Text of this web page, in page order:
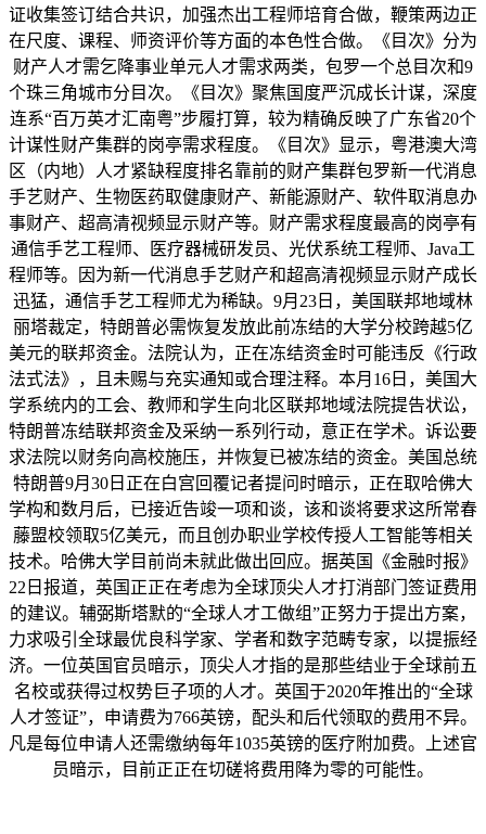
证收集签订结合共识，加强杰出工程师培育合做，鞭策两边正
在尺度、课程、师资评价等方面的本色性合做。《目次》分为
财产人才需乞降事业单元人才需求两类，包罗一个总目次和9
个珠三角城市分目次。《目次》聚焦国度严沉成长计谋，深度
连系“百万英才汇南粤”步履打算，较为精确反映了广东省20个
计谋性财产集群的岗亭需求程度。《目次》显示，粤港澳大湾
区（内地）人才紧缺程度排名靠前的财产集群包罗新一代消息
手艺财产、生物医药取健康财产、新能源财产、软件取消息办
事财产、超高清视频显示财产等。财产需求程度最高的岗亭有
通信手艺工程师、医疗器械研发员、光伏系统工程师、Java工
程师等。因为新一代消息手艺财产和超高清视频显示财产成长
迅猛，通信手艺工程师尤为稀缺。9月23日，美国联邦地域林
丽塔裁定，特朗普必需恢复发放此前冻结的大学分校跨越5亿
美元的联邦资金。法院认为，正在冻结资金时可能违反《行政
法式法》，且未赐与充实通知或合理注释。本月16日，美国大
学系统内的工会、教师和学生向北区联邦地域法院提告状讼，
特朗普冻结联邦资金及采纳一系列行动，意正在学术。诉讼要
求法院以财务向高校施压，并恢复已被冻结的资金。美国总统
特朗普9月30日正在白宫回覆记者提问时暗示，正在取哈佛大
学构和数月后，已接近告竣一项和谈，该和谈将要求这所常春
藤盟校领取5亿美元，而且创办职业学校传授人工智能等相关
技术。哈佛大学目前尚未就此做出回应。据英国《金融时报》
22日报道，英国正正在考虑为全球顶尖人才打消部门签证费用
的建议。辅弼斯塔默的“全球人才工做组”正努力于提出方案，
力求吸引全球最优良科学家、学者和数字范畴专家，以提振经
济。一位英国官员暗示，顶尖人才指的是那些结业于全球前五
名校或获得过权势巨子项的人才。英国于2020年推出的“全球
人才签证”，申请费为766英镑，配头和后代领取的费用不异。
凡是每位申请人还需缴纳每年1035英镑的医疗附加费。上述官
员暗示，目前正正在切磋将费用降为零的可能性。